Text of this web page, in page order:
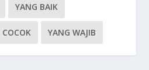
YANG BAIK
COCOK YANG WAJIB